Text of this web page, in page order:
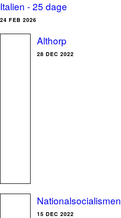
Italien - 25 dage
24 FEB 2026
Althorp
28 DEC 2022
Nationalsocialismen
15 DEC 2022